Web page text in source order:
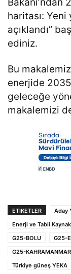
haritası: Yeni
açıklandı”
ediniz.
Bu
enerjide 2035
geleceğe
makalemizi
ETIKETLER Aday
Enerji ve Tabii
G25-BOLU
G25-
G25-
Türkiye güneş YEKA